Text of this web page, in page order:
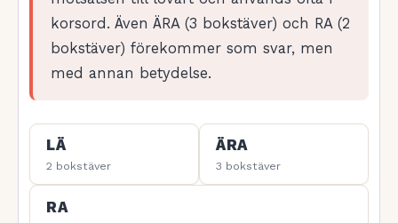
korsord. Även ÄRA (3 bokstäver) och RA (2
bokstäver) förekommer som svar, men
med annan betydelse.
LÄ
2 bokstäver
ÄRA
3 bokstäver
RA